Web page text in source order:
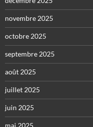
novembre 2025
octobre 2025
septembre 2025
août 2025
juillet 2025
juin 2025
mai 2025